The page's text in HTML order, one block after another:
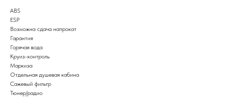
ABS
ESP
Возможна сдача напрокат
Гарантия
Горячая вода
Круиз-контроль
Маркиза
Отдельная душевая кабина
Сажевый фильтр
Тюнер/радио